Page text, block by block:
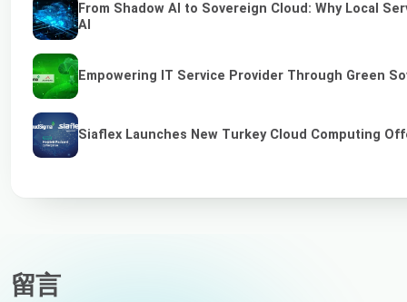
From Shadow AI to Sovereign Cloud: Why Local
AI
Empowering IT Service Provider Through Green
Siaflex Launches New Turkey Cloud Computing
留言